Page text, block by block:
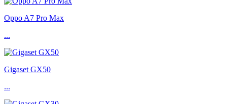
Oppo A7 Pro Max
...
Gigaset GX50
...